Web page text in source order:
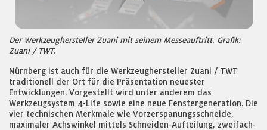
Der Werkzeughersteller Zuani mit seinem Messeauftritt. Grafik:
Zuani / TWT.
Nürnberg ist auch für die Werkzeughersteller Zuani / TWT
traditionell der Ort für die Präsentation neuester
Entwicklungen. Vorgestellt wird unter anderem das
Werkzeugsystem 4-Life sowie eine neue Fenstergeneration. Die
vier technischen Merkmale wie Vorzerspanungsschneide,
maximaler Achswinkel mittels Schneiden-Aufteilung, zweifach-